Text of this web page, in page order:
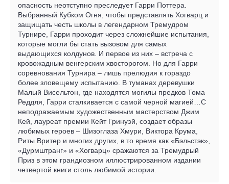
опасность неотступно преследует Гарри Поттера.
Выбранный Кубком Огня, чтобы представлять Хогварц и
защищать честь школы в легендарном Тремудром
Турнире, Гарри проходит через сложнейшие испытания,
которые могли бы стать вызовом для самых
выдающихся колдунов. И первое из них – встреча с
кровожадным венгерским хвосторогом. Но для Гарри
соревнования Турнира – лишь прелюдия к гораздо
более зловещему испытанию. В туманах деревушки
Малый Висельтон, где находятся могилы предков Тома
Реддля, Гарри сталкивается с самой черной магией…С
неподражаемым художественным мастерством Джим
Кей, лауреат премии Кейт Гринуэй, создает образы
любимых героев – Шизоглаза Хмури, Виктора Крума,
Риты Вритер и многих других, в то время как «Бэльстэк»,
«Дурмштранг» и «Хогварц» сражаются за Тремудрый
Приз в этом грандиозном иллюстрированном издании
четвертой книги столь любимой истории.